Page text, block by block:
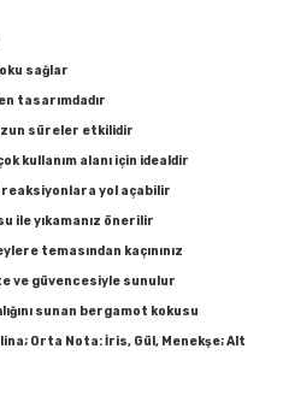
Zımbalar
Daksiller
Kaşe Gereçleri
Yapıştırıcılar
Fırçalar
Guaj Boyaları
Kuru Boyalar
Mum Boyalar
Parmak Boyaları
sağlar
tasarımdadır
süreler etkilidir
kullanım alanı için idealdir
reaksiyonlara yol açabilir
ile yıkamanız önerilir
temasından kaçınınız
ve güvencesiyle sunulur
sunan bergamot kokusu
Orta Nota: İris, Gül, Menekşe; Alt